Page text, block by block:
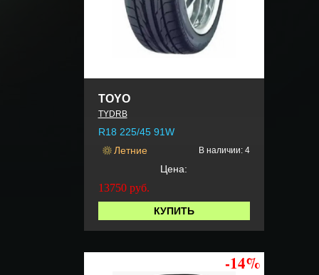
TOYO
TYDRB
R18 225/45 91W
Летние
В наличии: 4
Цена:
13750 руб.
КУПИТЬ
-14%